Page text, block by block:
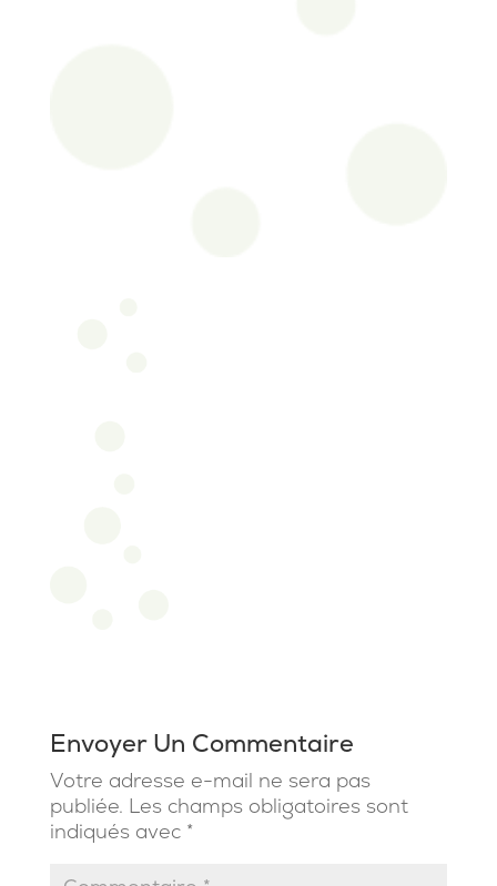
Envoyer Un Commentaire
Votre adresse e-mail ne sera pas
publiée. Les champs obligatoires sont
indiqués avec *